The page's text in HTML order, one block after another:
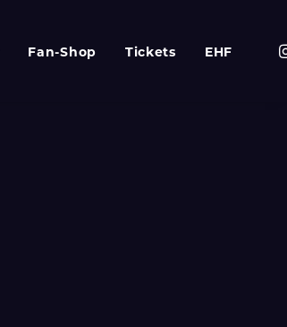
Fan-Shop Tickets EHF